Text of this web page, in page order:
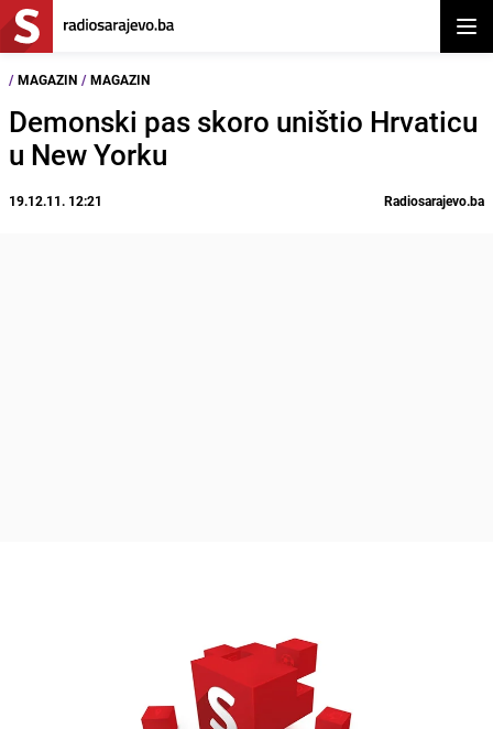
/ MAGAZIN / MAGAZIN
Demonski pas skoro uništio Hrvaticu
u New Yorku
19.12.11. 12:21 Radiosarajevo.ba